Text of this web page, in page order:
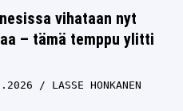
vihataan nyt
– tämä temppu ylitti
LASSE HONKANEN